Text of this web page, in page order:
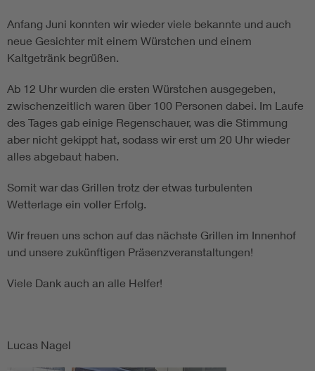
Anfang Juni konnten wir wieder viele bekannte und auch
neue Gesichter mit einem Würstchen und einem
Kaltgetränk begrüßen.
Ab 12 Uhr wurden die ersten Würstchen ausgegeben,
zwischenzeitlich waren über 100 Personen dabei. Im Laufe
des Tages gab einige Regenschauer, was die Stimmung
aber nicht gekippt hat, sodass wir erst um 20 Uhr wieder
alles abgebaut haben.
Somit war das Grillen trotz der etwas turbulenten
Wetterlage ein voller Erfolg.
Wir freuen uns schon auf das nächste Grillen im Innenhof
und unsere zukünftigen Präsenzveranstaltungen!
Viele Dank auch an alle Helfer!
Lucas Nagel